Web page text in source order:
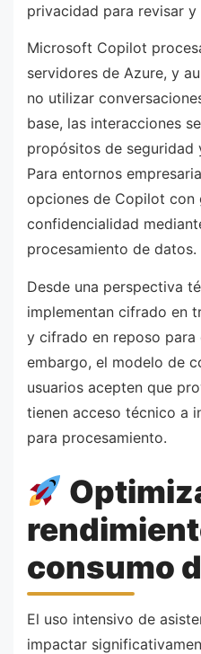
privacidad para revisar y
Microsoft Copilot
servidores de Azure, y
no utilizar
base, las interacciones
propósitos de seguridad
Para entornos
opciones de Copilot con
confidencialidad
procesamiento de datos.
Desde una perspectiva
implementan cifrado en
y cifrado en reposo para
embargo, el modelo de
usuarios acepten que
tienen acceso técnico a
para procesamiento.
consumo
El uso intensivo de
impactar